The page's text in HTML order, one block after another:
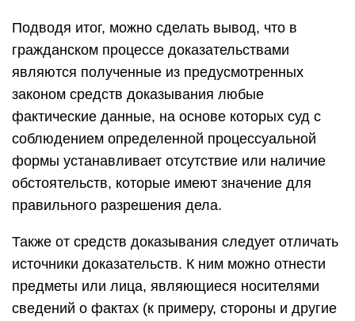
Подводя итог, можно сделать вывод, что в
гражданском процессе доказательствами
являются полученные из предусмотренных
законом средств доказывания любые
фактические данные, на основе которых суд с
соблюдением определенной процессуальной
формы устанавливает отсутствие или наличие
обстоятельств, которые имеют значение для
правильного разрешения дела.
Также от средств доказывания следует отличать
источники доказательств. К ним можно отнести
предметы или лица, являющиеся носителями
сведений о фактах (к примеру, стороны и другие